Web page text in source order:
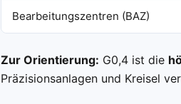
Bearbeitungszentren (BAZ)
Zur Orientierung: G0,4 ist die
Präzisionsanlagen und Kreisel